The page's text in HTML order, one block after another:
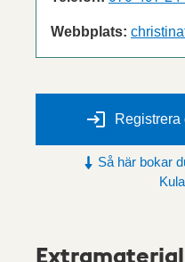
Webbplats:
Så här bokar
Extramaterial